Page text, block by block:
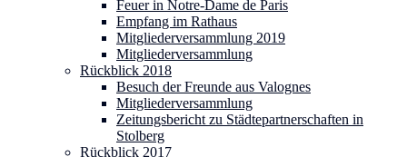
Feuer in Notre-Dame de Paris
Empfang im Rathaus
Mitgliederversammlung 2019
Mitgliederversammlung
Rückblick 2018
Besuch der Freunde aus Valognes
Mitgliederversammlung
Zeitungsbericht zu Städtepartnerschaften in
Stolberg
Rückblick 2017